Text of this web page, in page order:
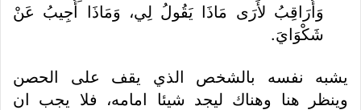
وَأُرَاقِبُ لأَرَى مَاذَا يَقُولُ لِي، وَمَاذَا أُجِيبُ عَنْ
شَكْوَايَ.
يشبه نفسه بالشخص الذي يقف على الحصن
وينظر هنا وهناك ليجد شيئا امامه، فلا يجب ان